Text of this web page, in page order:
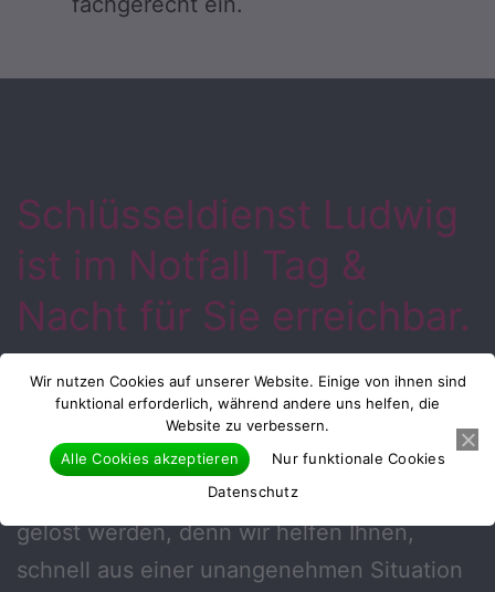
Schlüsseldienst Ludwig
ist im Notfall Tag &
Nacht für Sie erreichbar.
Unser freundliches und lösungsorientiertes
Team, arbeitet für die Region 24 Stunden
am Tag. Mit unseren freundlichen
Mitarbeitern kann das Problem schnell
gelöst werden, denn wir helfen Ihnen,
schnell aus einer unangenehmen Situation
Wir nutzen Cookies auf unserer Website. Einige von ihnen sind
funktional erforderlich, während andere uns helfen, die
Website zu verbessern.
Alle Cookies akzeptieren
Nur funktionale Cookies
Datenschutz